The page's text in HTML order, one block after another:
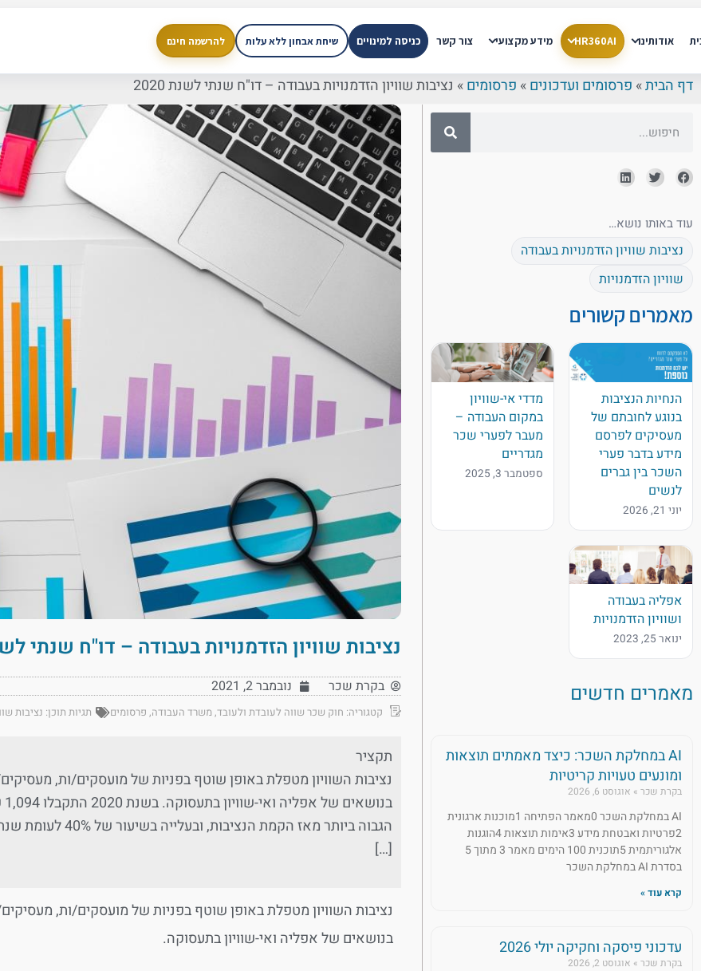
אודותינו HR360AI מידע מקצועי צור קשר כניסה למינויים שיחת אבחון ללא עלות להרשמה חינם
דף הבית» פרסומים ועדכונים» פרסומים» נציבות שוויון הזדמנויות בעבודה – דו"ח שנתי לשנת 2020
עוד באותו נושא…
נציבות שוויון הזדמנויות בעבודה
שוויון הזדמנויות
מאמרים קשורים
הנחיות הנציבות
בנוגע לחובתם של
מעסיקים לפרסם
מידע בדבר פערי
השכר בין גברים
לנשים
יוני 21, 2026
מדדי אי-שוויון
במקום העבודה –
מעבר לפערי שכר
מגדריים
ספטמבר 3, 2025
אפליה בעבודה
ושוויון הזדמנויות
ינואר 25, 2023
מאמרים חדשים
AI במחלקת השכר: כיצד מאמתים תוצאות
ומונעים טעויות קריטיות
בקרת שכר אוגוסט 6, 2026
AI במחלקת השכר 0מאמר הפתיחה 1מוכנות ארגונית
2פרטיות ואבטחת מידע 3אימות תוצאות 4הוגנות
אלגוריתמית 5תוכנית 100 הימים מאמר 3 מתוך 5
בסדרת AI במחלקת השכר
קרא עוד »
עדכוני פיסקה וחקיקה יולי 2026
בקרת שכר אוגוסט 2, 2026
נציבות שוויון הזדמנויות בעבודה – דו"ח שנתי לשנת
בקרת שכר נובמבר 2, 2021
קטגוריה: חוק שכר שווה לעובדת ולעובד,משרד העבודה, פרסומים תגיות תוכן: נציבות
תקציר
נציבות השוויון מטפלת באופן שוטף בפניות של מועסקים/ות,
[…]
נציבות השוויון מטפלת באופן שוטף בפניות של מועסקים/ות,
בנושאים של אפליה ואי-שוויון בתעסוקה.